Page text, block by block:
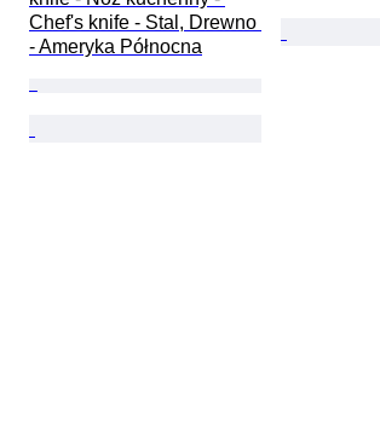
Chef's knife - Stal, Drewno
- Ameryka Północna